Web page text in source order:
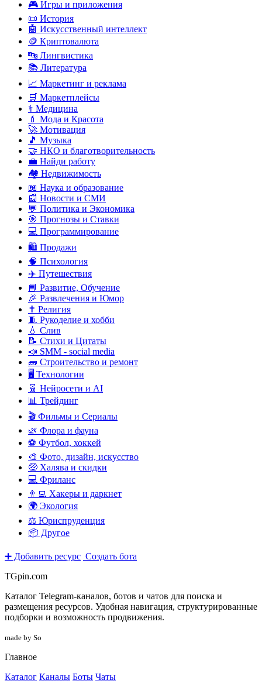
🎮 Игры и приложения
📜 История
🤖 Искусственный интеллект
🪙 Криптовалюта
🔤 Лингвистика
📚 Литература
📈 Маркетинг и реклама
🛒 Маркетплейсы
⚕️ Медицина
💄 Мода и Красота
🚀 Мотивация
🎵 Музыка
🤝 НКО и благотворительность
💼 Найди работу
🏘️ Недвижимость
📖 Наука и образование
📰 Новости и СМИ
💬 Политика и Экономика
🎯 Прогнозы и Ставки
💻 Программирование
🛍️ Продажи
🧠 Психология
✈️ Путешествия
📘 Развитие, Обучение
🎉 Развлечения и Юмор
✝️ Религия
🧵 Рукоделие и хобби
💧 Слив
📝 Стихи и Цитаты
📣 SMM - social media
🧱 Строительство и ремонт
🖥️ Технологии
🧬 Нейросети и AI
📊 Трейдинг
🎬 Фильмы и Сериалы
🌿 Флора и фауна
⚽ Футбол, хоккей
🎨 Фото, дизайн, искусство
🤑 Халява и скидки
💻 Фриланс
👨‍💻 Хакеры и даркнет
🌍 Экология
⚖️ Юриспруденция
📦 Другое
➕ Добавить ресурс Создать бота
TGpin.com
Каталог Telegram-каналов, ботов и чатов для поиска и
размещения ресурсов. Удобная навигация, структурированные
подборки и возможность продвижения.
made by So
Главное
Каталог Каналы Боты Чаты